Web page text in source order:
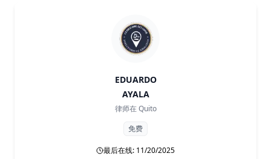
EDUARDO
AYALA
律师在 Quito
免费
最后在线: 11/20/2025